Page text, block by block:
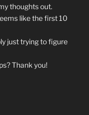
thoughts out.
like the first 10
just trying to figure
Thank you!